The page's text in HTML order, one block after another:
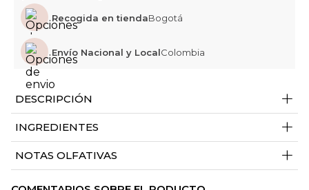
Recogida en tiendaBogotá
Envío Nacional y LocalColombia
DESCRIPCIÓN +
INGREDIENTES +
NOTAS OLFATIVAS +